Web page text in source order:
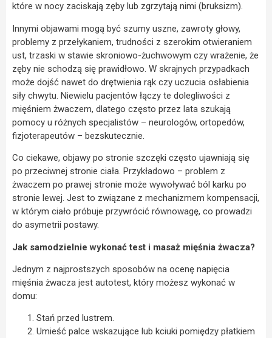
które w nocy zaciskają zęby lub zgrzytają nimi (bruksizm).
Innymi objawami mogą być szumy uszne, zawroty głowy,
problemy z przełykaniem, trudności z szerokim otwieraniem
ust, trzaski w stawie skroniowo-żuchwowym czy wrażenie, że
zęby nie schodzą się prawidłowo. W skrajnych przypadkach
może dojść nawet do drętwienia rąk czy uczucia osłabienia
siły chwytu. Niewielu pacjentów łączy te dolegliwości z
mięśniem żwaczem, dlatego często przez lata szukają
pomocy u różnych specjalistów – neurologów, ortopedów,
fizjoterapeutów – bezskutecznie.
Co ciekawe, objawy po stronie szczęki często ujawniają się
po przeciwnej stronie ciała. Przykładowo – problem z
żwaczem po prawej stronie może wywoływać ból karku po
stronie lewej. Jest to związane z mechanizmem kompensacji,
w którym ciało próbuje przywrócić równowagę, co prowadzi
do asymetrii postawy.
Jak samodzielnie wykonać test i masaż mięśnia żwacza?
Jednym z najprostszych sposobów na ocenę napięcia
mięśnia żwacza jest autotest, który możesz wykonać w
domu:
Stań przed lustrem.
Umieść palce wskazujące lub kciuki pomiędzy płatkiem